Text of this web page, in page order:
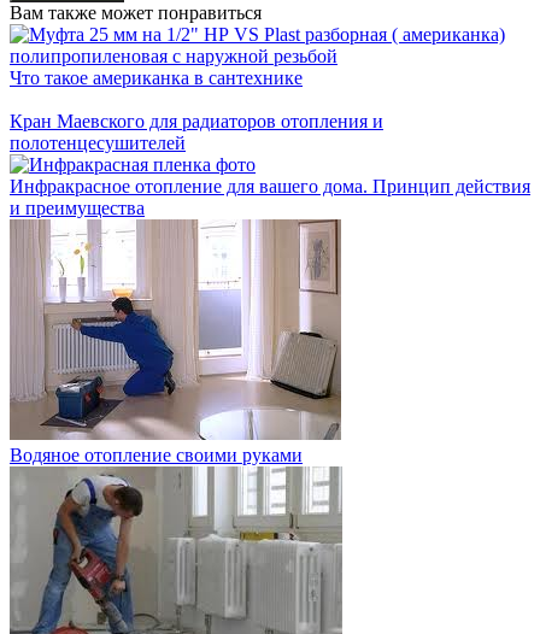
Вам также может понравиться
Что такое американка в сантехнике
Кран Маевского для радиаторов отопления и
полотенцесушителей
Инфракрасное отопление для вашего дома. Принцип действия
и преимущества
Водяное отопление своими руками